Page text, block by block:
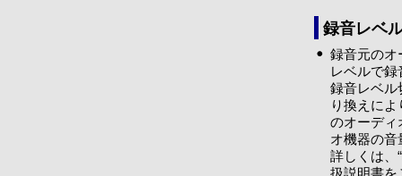
録音レベ
録音元のオ
レベルで
録音レベル
り換えに
のオーディ
オ機器の音
詳しくは、
扱説明書を